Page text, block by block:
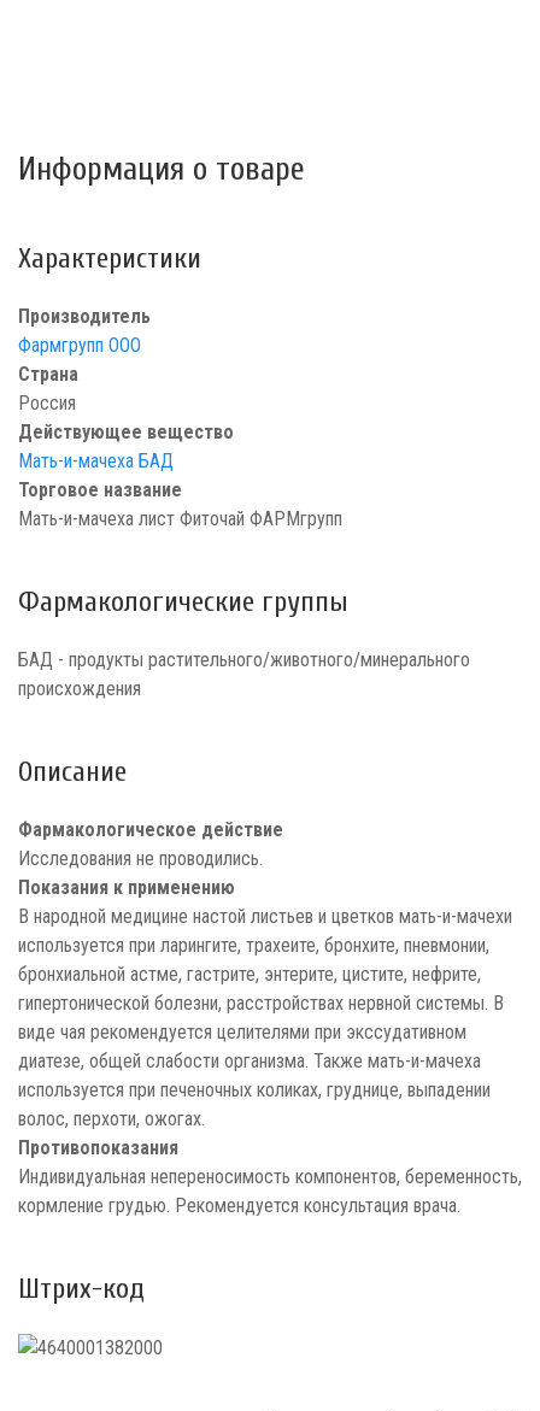
Информация о товаре
Характеристики
Производитель
Фармгрупп ООО
Страна
Россия
Действующее вещество
Мать-и-мачеха БАД
Торговое название
Мать-и-мачеха лист Фиточай ФАРМгрупп
Фармакологические группы
БАД - продукты растительного/животного/минерального
происхождения
Описание
Фармакологическое действие
Исследования не проводились.
Показания к применению
В народной медицине настой листьев и цветков мать-и-мачехи
используется при ларингите, трахеите, бронхите, пневмонии,
бронхиальной астме, гастрите, энтерите, цистите, нефрите,
гипертонической болезни, расстройствах нервной системы. В
виде чая рекомендуется целителями при экссудативном
диатезе, общей слабости организма. Также мать-и-мачеха
используется при печеночных коликах, груднице, выпадении
волос, перхоти, ожогах.
Противопоказания
Индивидуальная непереносимость компонентов, беременность,
кормление грудью. Рекомендуется консультация врача.
Штрих-код